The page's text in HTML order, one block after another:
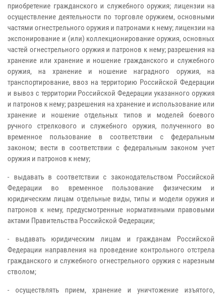
приобретение гражданского и служебного оружия; лицензии на
осуществление деятельности по торговле оружием, основными
частями огнестрельного оружия и патронами к нему; лицензии на
экспонирование и (или) коллекционирование оружия, основных
частей огнестрельного оружия и патронов к нему; разрешения на
хранение или хранение и ношение гражданского и служебного
оружия, на хранение и ношение наградного оружия, на
транспортирование, ввоз на территорию Российской Федерации
и вывоз с территории Российской Федерации указанного оружия
и патронов к нему; разрешения на хранение и использование или
хранение и ношение отдельных типов и моделей боевого
ручного стрелкового и служебного оружия, полученного во
временное пользование в соответствии с федеральным
законом; вести в соответствии с федеральным законом учет
оружия и патронов к нему;
- выдавать в соответствии с законодательством Российской
Федерации во временное пользование физическим и
юридическим лицам отдельные виды, типы и модели оружия и
патронов к нему, предусмотренные нормативными правовыми
актами Правительства Российской Федерации;
- выдавать юридическим лицам и гражданам Российской
Федерации направления на проведение контрольного отстрела
гражданского и служебного огнестрельного оружия с нарезным
стволом;
- осуществлять прием, хранение и уничтожение изъятого,